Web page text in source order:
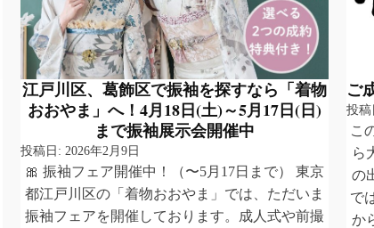
江戸川区、葛飾区で振袖を探すなら「着物
おおやま」へ！4月18日(土)～5月17日(日)
まで振袖展示会開催中
投稿日: 2026年2月9日
🎀 振袖フェア開催中！（〜5月17日まで） 東京
都江戸川区の「着物おおやま」では、ただいま
振袖フェアを開催しております。成人式や前撮
ご
投
こ
ら
の
で
か